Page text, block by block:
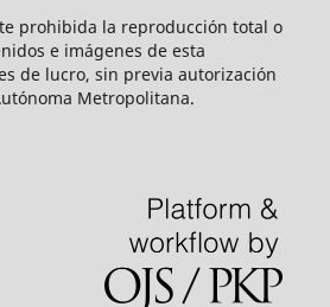
prohibida la reproducción total o
e imágenes de esta
de lucro, sin previa autorización
Metropolitana.